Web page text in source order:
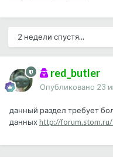
2 недели спустя...
red_butler
Опубликовано 23
данный раздел требует
данныхhttp://